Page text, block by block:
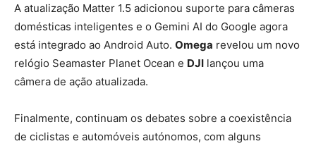
A atualização Matter 1.5 adicionou suporte para câmeras
domésticas inteligentes e o Gemini AI do Google agora
está integrado ao Android Auto. Omega revelou um novo
relógio Seamaster Planet Ocean e DJI lançou uma
câmera de ação atualizada.
Finalmente, continuam os debates sobre a coexistência
de ciclistas e automóveis autónomos, com alguns